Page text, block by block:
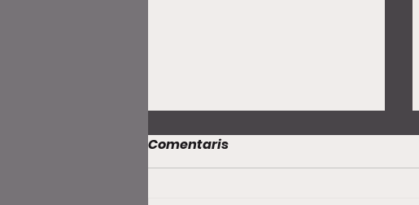
Comentaris